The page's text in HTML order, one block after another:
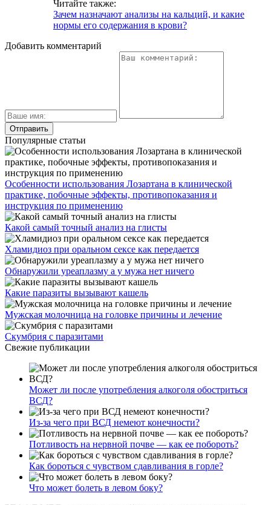
Читайте также:
Зачем назначают анализы на кальций, и какие
нормы его содержания в крови?
Добавить комментарий
Популярные статьи
Особенности использования Лозартана в клинической
практике, побочные эффекты, противопоказания и
инструкция по применению
Какой самый точный анализ на глисты
Хламидиоз при оральном сексе как передается
Обнаружили уреаплазму а у мужа нет ничего
Какие паразиты вызывают кашель
Мужская молочница на головке причины и лечение
Скумбрия с паразитами
Свежие публикации
Может ли после употребления алкоголя обостриться
ВСД?
Из-за чего при ВСД немеют конечности?
Потливость на нервной почве — как ее побороть?
Как бороться с чувством сдавливания в горле?
Что может болеть в левом боку?